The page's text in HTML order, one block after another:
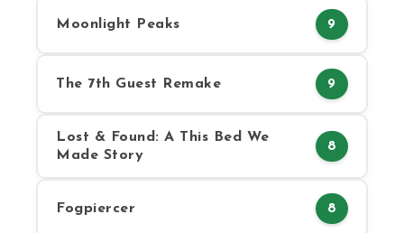
Moonlight Peaks 9
The 7th Guest Remake 9
Lost & Found: A This Bed We
Made Story
8
Fogpiercer 8